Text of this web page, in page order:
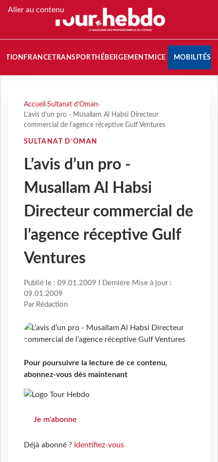
Aller au contenu
FRANCETRANSPORT HÉBERGEMENTMICE MOBILITÉS
Accueil ›Sultanat d’Oman›
L’avis d’un pro - Musallam Al Habsi Directeur
commercial de l’agence réceptive Gulf Ventures
SULTANAT D’OMAN
L’avis d’un pro -
Musallam Al Habsi
Directeur commercial de
l’agence réceptive Gulf
Ventures
Publié le : 09.01.2009 I Dernière Mise à jour :
09.01.2009
Par Rédaction
Pour poursuivre la lecture de ce contenu,
abonnez-vous dès maintenant
Je m'abonne
Déjà abonné ? Identifiez-vous